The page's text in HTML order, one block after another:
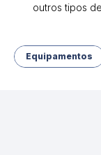
outros tipos
Equipamentos